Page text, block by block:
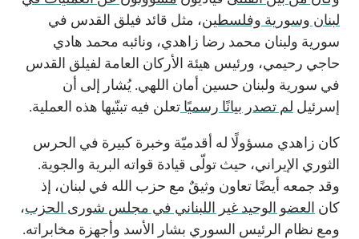
لبنان وسورية وفلسطين، مثل قائد فيلق القدس في
سورية ولبنان محمد رضا زاهدي، ونائبه محمد هادي
حاجي رحيمي، ورئيس هيئة الأركان العامة لفيلق القدس
في سورية ولبنان حسين أمان اللهي. يُشار إلى أن
إسرئيل لم تصدر بيانًا رسميًا تعلن فيه تبنّيها هذه العملية.
كان زاهدي مسؤولًا له أقدميّة وخبرة كبيرة في الحرس
الثوري الإيراني، حيث تولّى قيادة قواته البرية والجوية.
وقد جمعه أيضًا تعاون وثيقٌ مع حزب الله في لبنان، إذ
كان العضو الوحيد غير اللبناني في مجلس شورى الحزب،
ومع نظام الرئيس السوري بشار الأسد وأجهزة مخابراته.